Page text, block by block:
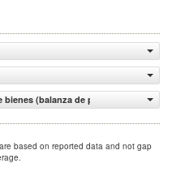
bienes (balanza de pagos, US$ a
based on reported data and not gap